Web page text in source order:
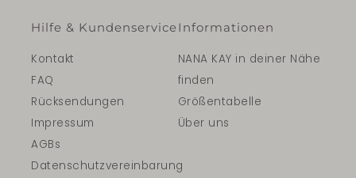
Hilfe & Kundenservice
Kontakt
FAQ
Rücksendungen
Impressum
AGBs
Datenschutzvereinbarung
Informationen
NANA KAY in deiner Nähe
finden
Größentabelle
Über uns